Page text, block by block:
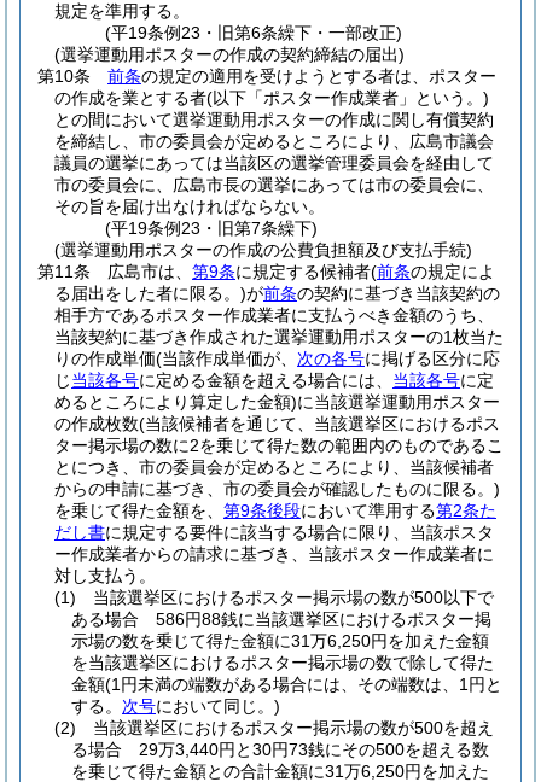
規定を準用する。
(平19条例23・旧第6条繰下・一部改正)
(選挙運動用ポスターの作成の契約締結の届出)
第10条
前条の規定の適用を受けようとする者は、ポスター
の作成を業とする者(以下「ポスター作成業者」という。)
との間において選挙運動用ポスターの作成に関し有償契約
を締結し、市の委員会が定めるところにより、広島市議会
議員の選挙にあっては当該区の選挙管理委員会を経由して
市の委員会に、広島市長の選挙にあっては市の委員会に、
その旨を届け出なければならない。
(平19条例23・旧第7条繰下)
(選挙運動用ポスターの作成の公費負担額及び支払手続)
第11条
広島市は、 第9条に規定する候補者(前条の規定によ
る届出をした者に限る。)が前条の契約に基づき当該契約の
相手方であるポスター作成業者に支払うべき金額のうち、
当該契約に基づき作成された選挙運動用ポスターの1枚当た
りの作成単価(当該作成単価が、 次の各号に掲げる区分に応
じ当該各号に定める金額を超える場合には、 当該各号に定
めるところにより算定した金額)に当該選挙運動用ポスター
の作成枚数(当該候補者を通じて、当該選挙区におけるポス
ター掲示場の数に2を乗じて得た数の範囲内のものであるこ
とにつき、市の委員会が定めるところにより、当該候補者
からの申請に基づき、市の委員会が確認したものに限る。)
を乗じて得た金額を、 第9条後段において準用する第2条た
だし書に規定する要件に該当する場合に限り、当該ポスタ
ー作成業者からの請求に基づき、当該ポスター作成業者に
対し支払う。
(1)
当該選挙区におけるポスター掲示場の数が500以下で
ある場合 586円88銭に当該選挙区におけるポスター掲
示場の数を乗じて得た金額に31万6,250円を加えた金額
を当該選挙区におけるポスター掲示場の数で除して得た
金額(1円未満の端数がある場合には、その端数は、1円と
する。 次号において同じ。)
(2)
当該選挙区におけるポスター掲示場の数が500を超え
る場合 29万3,440円と30円73銭にその500を超える数
を乗じて得た金額との合計金額に31万6,250円を加えた